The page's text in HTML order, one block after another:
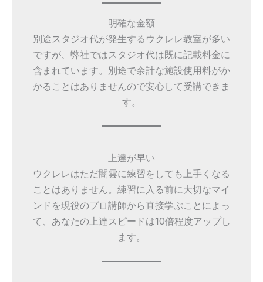
明確な金額
別途スタジオ代が発生するウクレレ教室が多い
ですが、弊社ではスタジオ代は既に記載料金に
含まれています。別途で余計な施設使用料がか
かることはありませんので安心して受講できま
す。
上達が早い
ウクレレはただ闇雲に練習をしても上手くなる
ことはありません。練習に入る前に大切なマイ
ンドを現役のプロ講師から直接学ぶことによっ
て、あなたの上達スピードは10倍程度アップし
ます。